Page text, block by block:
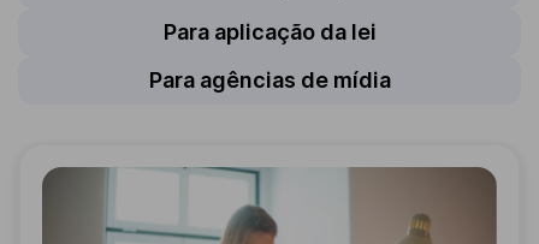
Para aplicação da lei
Para agências de mídia